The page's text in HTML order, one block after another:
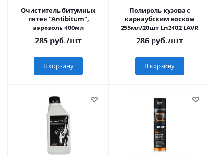
Очиститель битумных
пятен "Antibitum",
аэрозоль 400мл
285 руб./шт
В корзину
Полироль кузова с
карнаубским воском
255мл/20шт Ln2402 LAVR
286 руб./шт
В корзину